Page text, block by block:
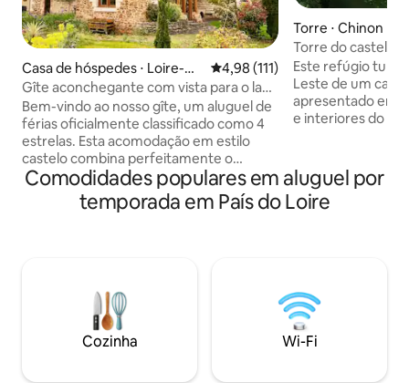
Casa de hóspedes ⋅ Loire-Au
thion
4,98 de uma avaliação média
4,98 (111)
Gîte aconchegante com vista para o lago
em estilo de castelo
Bem-vindo ao nosso gîte, um aluguel de
férias oficialmente classificado como 4
estrelas. Esta acomodação em estilo
castelo combina perfeitamente o
caráter histórico com os confortos
modernos para sua estadia.
Comodidades confortáveis: cozinha
interno/externo privado e desfrute de
refeições usando a tradicional
churrasqueira construída em pedra.
Localização: Base perfeita para explorar
Torre ⋅ Chinon
Torre do castelo
Loire
Este refúgio
Leste de um
apresentado em
e interiores do
deslumbrantes
do château.
de personalidade
comida e quer
francesa local
Comodidades populares em aluguel por
temporada em País do Loire
Cozinha Wi-Fi